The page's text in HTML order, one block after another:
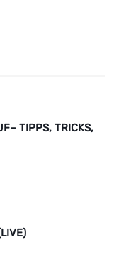
TIPPS, TRICKS,